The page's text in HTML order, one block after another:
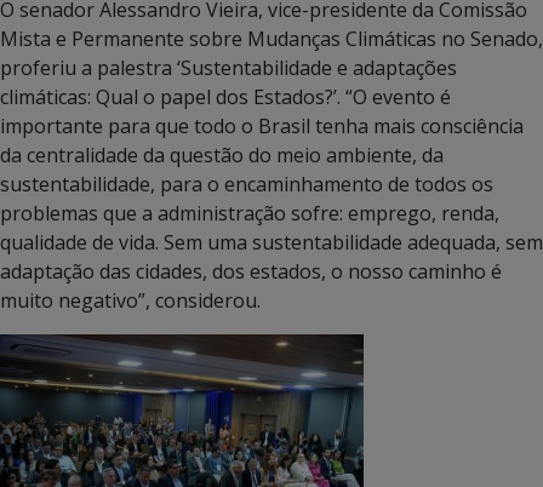
O senador Alessandro Vieira, vice-presidente da Comissão
Mista e Permanente sobre Mudanças Climáticas no Senado,
proferiu a palestra ‘Sustentabilidade e adaptações
climáticas: Qual o papel dos Estados?’. “O evento é
importante para que todo o Brasil tenha mais consciência
da centralidade da questão do meio ambiente, da
sustentabilidade, para o encaminhamento de todos os
problemas que a administração sofre: emprego, renda,
qualidade de vida. Sem uma sustentabilidade adequada, sem
adaptação das cidades, dos estados, o nosso caminho é
muito negativo”, considerou.